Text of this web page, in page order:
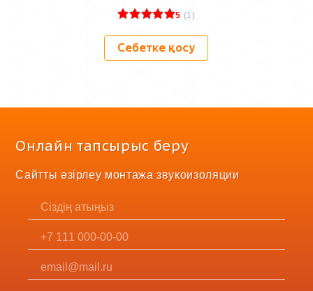
Онлайн тапсырыс беру
Сайтты әзірлеу монтажа звукоизоляции
5 (1)
Себетке қосу